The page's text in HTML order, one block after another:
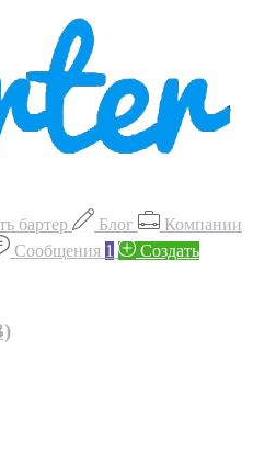
бартер Блог
Компании
Сообщения 1
Создать